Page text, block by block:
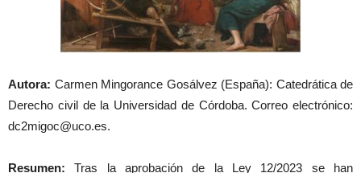
Autora: Carmen Mingorance Gosálvez (España): Catedrática de
Derecho civil de la Universidad de Córdoba. Correo electrónico:
dc2migoc@uco.es.
Resumen: Tras la aprobación de la Ley 12/2023 se han